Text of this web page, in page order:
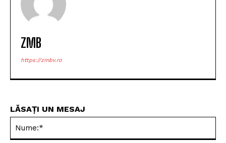
ZMB
https://zmbv.ro
LĂSAȚI UN MESAJ